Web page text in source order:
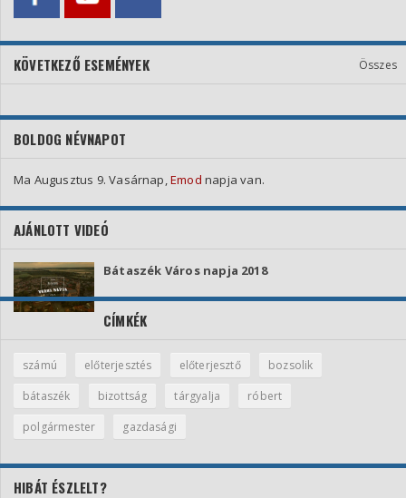
KÖVETKEZŐ ESEMÉNYEK Összes
BOLDOG NÉVNAPOT
Ma Augusztus 9. Vasárnap,Emod napja van.
AJÁNLOTT VIDEÓ
Bátaszék Város napja 2018
CÍMKÉK
számú előterjesztés előterjesztő
bozsolik
bátaszék
bizottság tárgyalja
róbert
polgármester
gazdasági
HIBÁT ÉSZLELT?